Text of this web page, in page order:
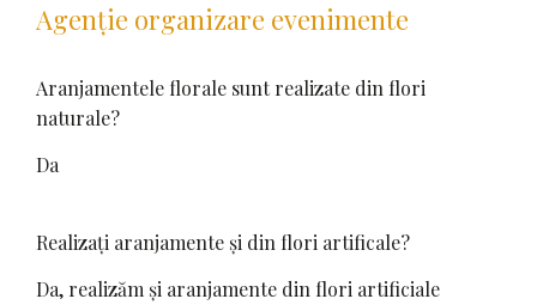
Agenție organizare evenimente
Aranjamentele florale sunt realizate din flori
naturale?
Da
Realizați aranjamente și din flori artificale?
Da, realizăm și aranjamente din flori artificiale